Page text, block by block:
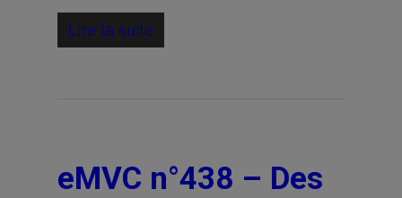
Lire la suite
eMVC n°438 – Des